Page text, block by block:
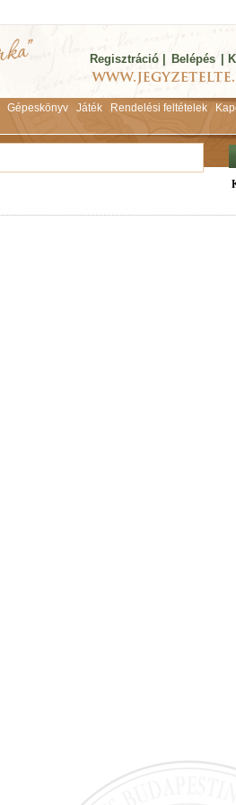
Regisztráció Belépés
Gépeskönyv Játék Rendelési feltételek